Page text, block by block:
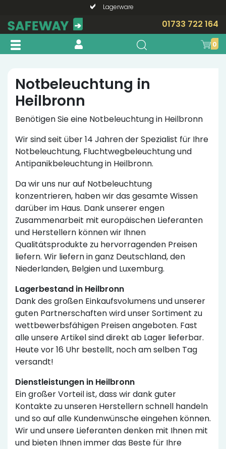
Lagerware
Telefonische Beratung? 01733 722 164
0
Notbeleuchtung in
Heilbronn
Benötigen Sie eine Notbeleuchtung in Heilbronn
Wir sind seit über 14 Jahren der Spezialist für Ihre
Notbeleuchtung, Fluchtwegbeleuchtung und
Antipanikbeleuchtung in Heilbronn.
Da wir uns nur auf Notbeleuchtung
konzentrieren, haben wir das gesamte Wissen
darüber im Haus. Dank unserer engen
Zusammenarbeit mit europäischen Lieferanten
und Herstellern können wir Ihnen
Qualitätsprodukte zu hervorragenden Preisen
liefern. Wir liefern in ganz Deutschland, den
Niederlanden, Belgien und Luxemburg.
Lagerbestand in Heilbronn
Dank des großen Einkaufsvolumens und unserer
guten Partnerschaften wird unser Sortiment zu
wettbewerbsfähigen Preisen angeboten. Fast
alle unsere Artikel sind direkt ab Lager lieferbar.
Heute vor 16 Uhr bestellt, noch am selben Tag
versandt!
Dienstleistungen in Heilbronn
Ein großer Vorteil ist, dass wir dank guter
Kontakte zu unseren Herstellern schnell handeln
und so auf alle Kundenwünsche eingehen können.
Wir und unsere Lieferanten denken mit Ihnen mit
und bieten Ihnen immer das Beste für Ihre